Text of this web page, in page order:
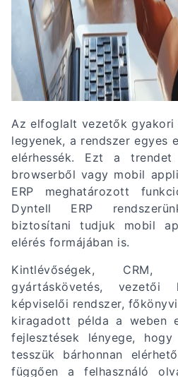
Az elfoglalt vezetők gyakori
legyenek, a rendszer egyes
elérhessék. Ezt a
browserből vagy mobil
ERP meghatározott
Dyntell ERP
biztosítani tudjuk mobil
elérés formájában is.
Kintlévőségek, CRM,
gyártáskövetés, vezetői
képviselői rendszer,
kiragadott példa a weben
fejlesztések lényege,
tesszük bárhonnan
függően a felhasználó